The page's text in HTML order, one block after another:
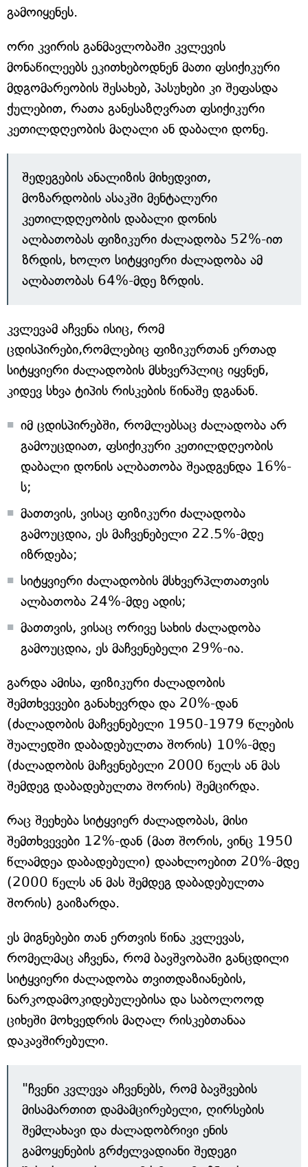
გამოიყენეს.
ორი კვირის განმავლობაში კვლევის
მონაწილეებს ეკითხებოდნენ მათი ფსიქიკური
მდგომარეობის შესახებ, პასუხები კი შეფასდა
ქულებით, რათა განესაზღვრათ ფსიქიკური
კეთილდღეობის მაღალი ან დაბალი დონე.
შედეგების ანალიზის მიხედვით,
მოზარდობის ასაკში მენტალური
კეთილდღეობის დაბალი დონის
ალბათობას ფიზიკური ძალადობა 52%-ით
ზრდის, ხოლო სიტყვიერი ძალადობა ამ
ალბათობას 64%-მდე ზრდის.
კვლევამ აჩვენა ისიც, რომ
ცდისპირები,რომლებიც ფიზიკურთან ერთად
სიტყვიერი ძალადობის მსხვერპლიც იყვნენ,
კიდევ სხვა ტიპის რისკების წინაშე დგანან.
იმ ცდისპირებში, რომლებსაც ძალადობა არ
გამოუცდიათ, ფსიქიკური კეთილდღეობის
დაბალი დონის ალბათობა შეადგენდა 16%-
ს;
მათთვის, ვისაც ფიზიკური ძალადობა
გამოუცდია, ეს მაჩვენებელი 22.5%-მდე
იზრდება;
სიტყვიერი ძალადობის მსხვერპლთათვის
ალბათობა 24%-მდე ადის;
მათთვის, ვისაც ორივე სახის ძალადობა
გამოუცდია, ეს მაჩვენებელი 29%-ია.
გარდა ამისა, ფიზიკური ძალადობის
შემთხვევები განახევრდა და 20%-დან
(ძალადობის მაჩვენებელი 1950-1979 წლების
შუალედში დაბადებულთა შორის) 10%-მდე
(ძალადობის მაჩვენებელი 2000 წელს ან მას
შემდეგ დაბადებულთა შორის) შემცირდა.
რაც შეეხება სიტყვიერ ძალადობას, მისი
შემთხვევები 12%-დან (მათ შორის, ვინც 1950
წლამდეა დაბადებული) დაახლოებით 20%-მდე
(2000 წელს ან მას შემდეგ დაბადებულთა
შორის) გაიზარდა.
ეს მიგნებები თან ერთვის წინა კვლევას,
რომელმაც აჩვენა, რომ ბავშვობაში განცდილი
სიტყვიერი ძალადობა თვითდაზიანების,
ნარკოდამოკიდებულებისა და საბოლოოდ
ციხეში მოხვედრის მაღალ რისკებთანაა
დაკავშირებული.
"ჩვენი კვლევა აჩვენებს, რომ ბავშვების
მისამართით დამამცირებელი, ღირსების
შემლახავი და ძალადობრივი ენის
გამოყენების გრძელვადიანი შედეგი